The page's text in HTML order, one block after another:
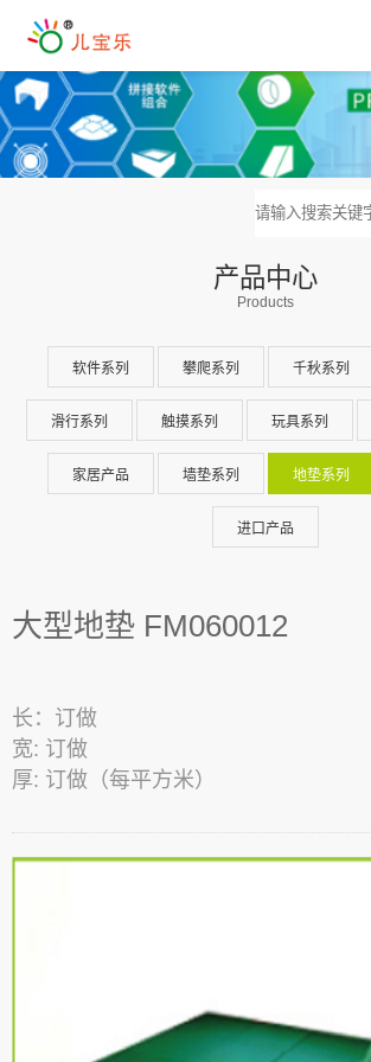
产品中心
Products
软件系列 攀爬系列 千秋系列
滑行系列 触摸系列 玩具系列
家居产品 墙垫系列 地垫系列
进口产品
大型地垫 FM060012
长：订做
宽: 订做
厚: 订做（每平方米）